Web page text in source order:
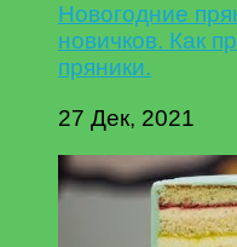
Новогодние
новичков. Как
пряники.
27 Дек, 2021